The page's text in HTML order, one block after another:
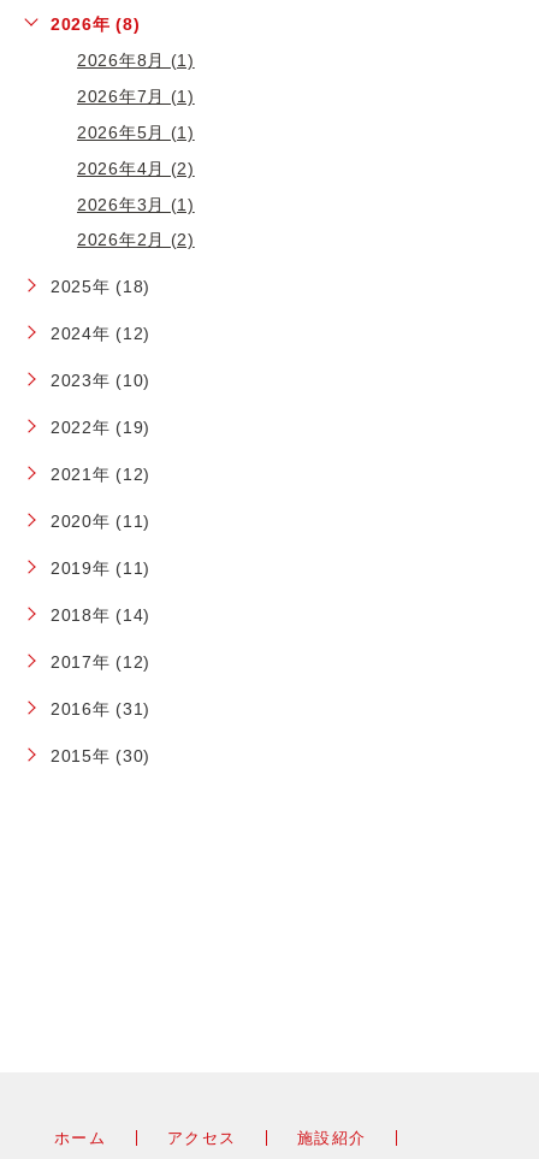
2026年 (8)
2026年8月 (1)
2026年7月 (1)
2026年5月 (1)
2026年4月 (2)
2026年3月 (1)
2026年2月 (2)
2025年 (18)
2024年 (12)
2023年 (10)
2022年 (19)
2021年 (12)
2020年 (11)
2019年 (11)
2018年 (14)
2017年 (12)
2016年 (31)
2015年 (30)
ホーム アクセス 施設紹介